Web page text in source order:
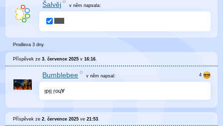
Šalvěj v němnapsala:
Prodleva 3 dny.
Příspěvek ze3. července 2025 v16:16.
Bumblebee v němnapsal:
ı̣pı̣ן ɾ̣oɥⱯ
Příspěvek ze2. července 2025 ve21:53